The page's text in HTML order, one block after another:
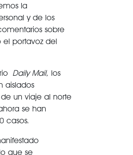
la
y de los
sobre
el portavoz del
Daily Mail, los
aislados
un viaje al norte
se han
casos.
que se